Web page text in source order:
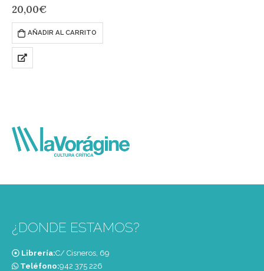
ese día especial….
20,00€
AÑADIR AL CARRITO
¿DONDE ESTAMOS?
Librería:C/ Cisneros, 69
Teléfono:‭942 375 226‬